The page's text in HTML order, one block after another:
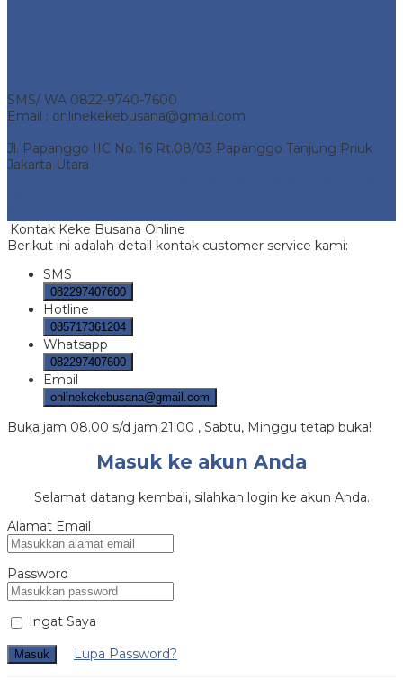
SMS/ WA 0822-9740-7600
Email : onlinekekebusana@gmail.com
Jl. Papanggo IIC No. 16 Rt.08/03 Papanggo Tanjung Priuk
Jakarta Utara
Kontak Keke Busana Online
Berikut ini adalah detail kontak customer service kami:
SMS
082297407600
Hotline
085717361204
Whatsapp
082297407600
Email
onlinekekebusana@gmail.com
Buka jam 08.00 s/d jam 21.00 , Sabtu, Minggu tetap buka!
Masuk ke akun Anda
Selamat datang kembali, silahkan login ke akun Anda.
Alamat Email
Password
Ingat Saya
Masuk Lupa Password?